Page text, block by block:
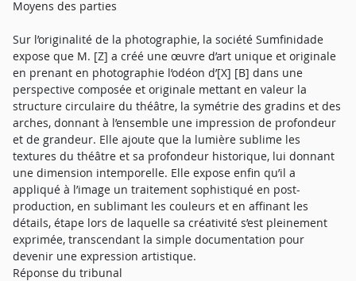
Moyens des parties
Sur l’originalité de la photographie, la société Sumfinidade
expose que M. [Z] a créé une œuvre d’art unique et originale
en prenant en photographie l’odéon d’[X] [B] dans une
perspective composée et originale mettant en valeur la
structure circulaire du théâtre, la symétrie des gradins et des
arches, donnant à l’ensemble une impression de profondeur
et de grandeur. Elle ajoute que la lumière sublime les
textures du théâtre et sa profondeur historique, lui donnant
une dimension intemporelle. Elle expose enfin qu’il a
appliqué à l’image un traitement sophistiqué en post-
production, en sublimant les couleurs et en affinant les
détails, étape lors de laquelle sa créativité s’est pleinement
exprimée, transcendant la simple documentation pour
devenir une expression artistique.
Réponse du tribunal